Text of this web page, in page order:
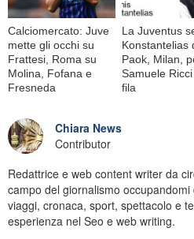
Calciomercato: Juve
mette gli occhi su
Frattesi, Roma su
Molina, Fofana e
Fresneda
La Juventus
Konstantelias
Paok, Milan,
Samuele
fila
Chiara News
Contributor
Redattrice e web content writer da
campo del giornalismo
viaggi, cronaca, sport, spettacolo e
esperienza nel Seo e web writing.